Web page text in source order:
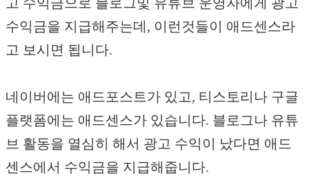
수익금을 지급해주는데, 이런것들이 애드센스라
고 보시면 됩니다.
네이버에는 애드포스트가 있고, 티스토리나 구글
플랫폼에는 애드센스가 있습니다. 블로그나 유튜
브 활동을 열심히 해서 광고 수익이 났다면 애드
센스에서 수익금을 지급해줍니다.